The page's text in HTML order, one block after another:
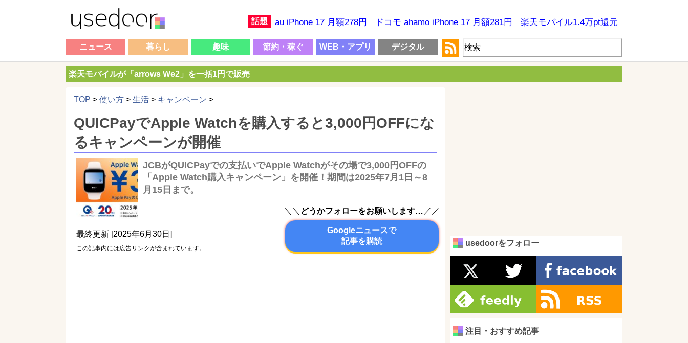
話題 au iPhone 17 月額278円 ドコモ ahamo iPhone 17 月額281円 楽天モバイル1.4万pt還元
ニュース 暮らし 趣味 節約・稼ぐ WEB・アプリ デジタル
楽天モバイルが「arrows We2」を一括1円で販売
TOP > 使い方 > 生活 > キャンペーン >
QUICPayでApple Watchを購入すると3,000円OFFにな
るキャンペーンが開催
JCBがQUICPayでの支払いでApple Watchがその場で3,000円OFFの
「Apple Watch購入キャンペーン」を開催！期間は2025年7月1日～8
月15日まで。
最終更新 [2025年6月30日]
この記事内には広告リンクが含まれています。
＼＼ どうかフォローをお願いします… ／／
Googleニュースで
記事を購読
usedoorをフォロー
注目・おすすめ記事